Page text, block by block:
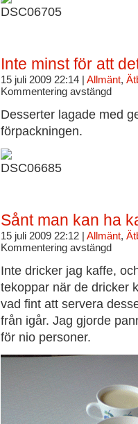
Inte minst för att
15 juli 2009 22:14 | Allmänt,
Kommentering avstängd
Desserter lagade med
förpackningen.
Sånt man kan ha
15 juli 2009 22:12 | Allmänt,
Kommentering avstängd
Inte dricker jag kaffe,
tekoppar när de dricker
vad fint att servera
från igår. Jag gjorde
för nio personer.